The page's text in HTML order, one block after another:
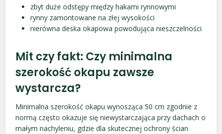
zbyt duże odstępy między hakami rynnowymi
rynny zamontowane na złej wysokości
nierówna deska okapowa powodująca nieszczelności
Mit czy fakt: Czy minimalna
szerokość okapu zawsze
wystarcza?
Minimalna szerokość okapu wynosząca 50 cm zgodnie z
normą często okazuje się niewystarczająca przy dachach o
małym nachyleniu, gdzie dla skutecznej ochrony ścian